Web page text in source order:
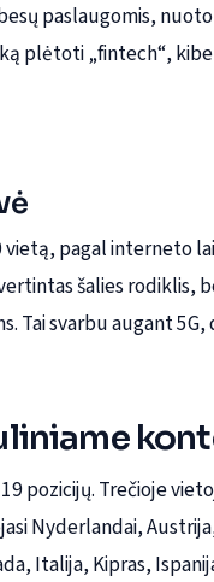
paslaugomis,
plėtoti „fintech“,
pagal interneto
šalies rodiklis,
Tai svarbu augant
pozicijų. Trečioje
Nyderlandai,
Italija, Kipras,